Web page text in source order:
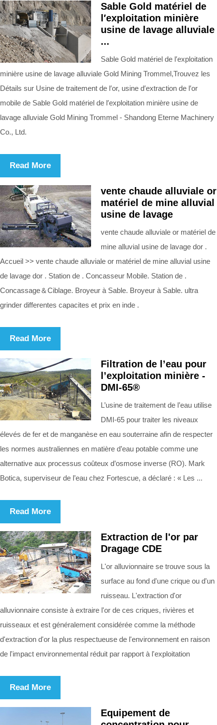
Sable Gold matériel de
l′exploitation minière
usine de lavage alluviale
...
Sable Gold matériel de l′exploitation
minière usine de lavage alluviale Gold Mining Trommel,Trouvez les
Détails sur Usine de traitement de l′or, usine d′extraction de l′or
mobile de Sable Gold matériel de l′exploitation minière usine de
lavage alluviale Gold Mining Trommel - Shandong Eterne Machinery
Co., Ltd.
Read More
vente chaude alluviale or
matériel de mine alluvial
usine de lavage
vente chaude alluviale or matériel de
mine alluvial usine de lavage dor .
Accueil >> vente chaude alluviale or matériel de mine alluvial usine
de lavage dor . Station de . Concasseur Mobile. Station de .
Concassage＆Ciblage. Broyeur à Sable. Broyeur à Sable. ultra
grinder differentes capacites et prix en inde .
Read More
Filtration de l’eau pour
l’exploitation minière -
DMI-65®
L’usine de traitement de l’eau utilise
DMI-65 pour traiter les niveaux
élevés de fer et de manganèse en eau souterraine afin de respecter
les normes australiennes en matière d’eau potable comme une
alternative aux processus coûteux d’osmose inverse (RO). Mark
Botica, superviseur de l’eau chez Fortescue, a déclaré : « Les ...
Read More
Extraction de l'or par
Dragage CDE
L'or alluvionnaire se trouve sous la
surface au fond d'une crique ou d'un
ruisseau. L'extraction d'or
alluvionnaire consiste à extraire l'or de ces criques, rivières et
ruisseaux et est généralement considérée comme la méthode
d'extraction d'or la plus respectueuse de l'environnement en raison
de l'impact environnemental réduit par rapport à l'exploitation
Read More
Equipement de